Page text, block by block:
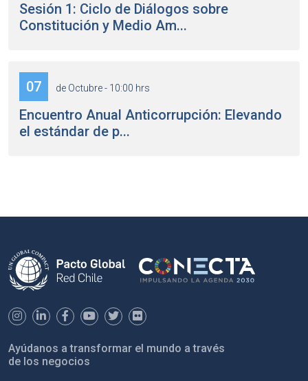
Sesión 1: Ciclo de Diálogos sobre
Constitución y Medio Am...
07 de Octubre - 10:00 hrs
Encuentro Anual Anticorrupción: Elevando
el estándar de p...
Ayúdanos a transformar el mundo a través
de los negocios